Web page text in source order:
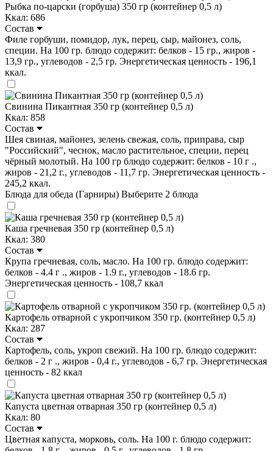
Рыбка по-царски (горбуша) 350 гр (контейнер 0,5 л)
Ккал: 686
Состав
Филе горбуши, помидор, лук, перец, сыр, майонез, соль,
специи. На 100 гр. блюдо содержит: белков - 15 гр., жиров -
13,9 гр., углеводов - 2,5 гр. Энергетическая ценность - 196,1
ккал.
Свинина Пикантная 350 гр (контейнер 0,5 л)
Ккал: 858
Состав
Шея свиная, майонез, зелень свежая, соль, приправа, сыр
"Российский", чеснок, масло растительное, специи, перец
чёрный молотый. На 100 гр блюдо содержит: белков - 10 г .,
жиров - 21,2 г., углеводов - 11,7 гр. Энергетическая ценность -
245,2 ккал.
Блюда для обеда (Гарниры) Выберите 2 блюда
Каша гречневая 350 гр (контейнер 0,5 л)
Ккал: 380
Состав
Крупа гречневая, соль, масло. На 100 гр. блюдо содержит:
белков - 4.4 г ., жиров - 1.9 г., углеводов - 18.6 гр.
Энергетическая ценность - 108,7 ккал
Картофель отварной с укропчиком 350 гр. (контейнер 0,5 л)
Ккал: 287
Состав
Картофель, соль, укроп свежий. На 100 гр. блюдо содержит:
белков - 2 г ., жиров - 0,4 г., углеводов - 6,7 гр. Энергетическая
ценность - 82 ккал
Капуста цветная отварная 350 гр (контейнер 0,5 л)
Ккал: 80
Состав
Цветная капуста, морковь, соль. На 100 г. блюдо содержит: